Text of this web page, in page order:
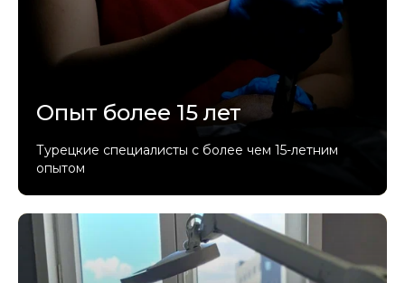
Опыт более 15 лет
Турецкие специалисты с более чем 15-летним
опытом